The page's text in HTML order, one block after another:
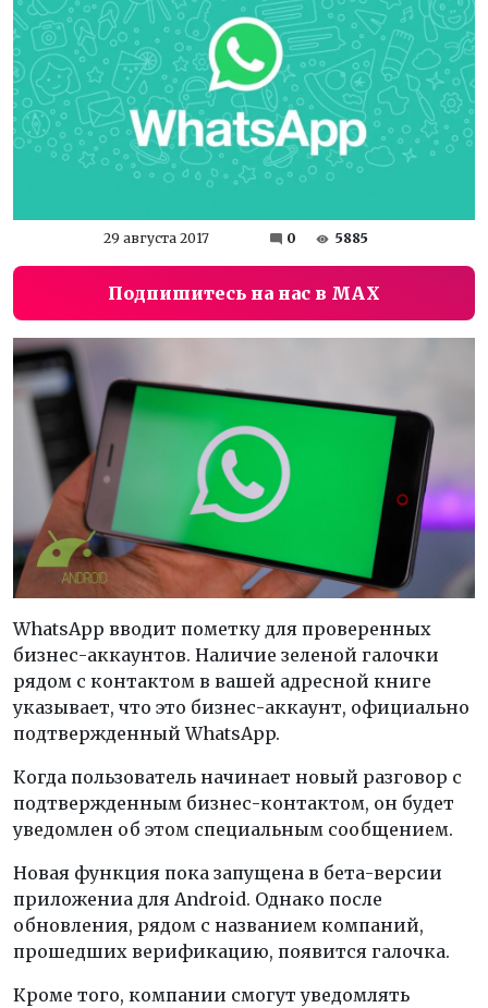
29 августа 2017 0 5885
Подпишитесь на нас в MAX
WhatsApp вводит пометку для проверенных
бизнес-аккаунтов. Наличие зеленой галочки
рядом с контактом в вашей адресной книге
указывает, что это бизнес-аккаунт, официально
подтвержденный WhatsApp.
Когда пользователь начинает новый разговор с
подтвержденным бизнес-контактом, он будет
уведомлен об этом специальным сообщением.
Новая функция пока запущена в бета-версии
приложениа для Android. Однако после
обновления, рядом с названием компаний,
прошедших верификацию, появится галочка.
Кроме того, компании смогут уведомлять